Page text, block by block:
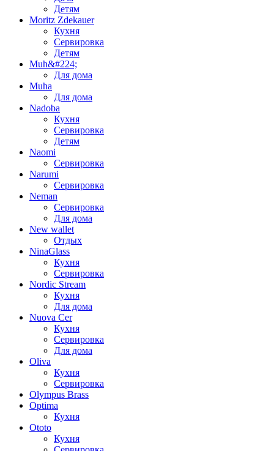
Детям
Moritz Zdekauer
Кухня
Сервировка
Детям
Muh&#224;
Для дома
Muha
Для дома
Nadoba
Кухня
Сервировка
Детям
Naomi
Сервировка
Narumi
Сервировка
Neman
Сервировка
Для дома
New wallet
Отдых
NinaGlass
Кухня
Сервировка
Nordic Stream
Кухня
Для дома
Nuova Cer
Кухня
Сервировка
Для дома
Oliva
Кухня
Сервировка
Olympus Brass
Optima
Кухня
Ototo
Кухня